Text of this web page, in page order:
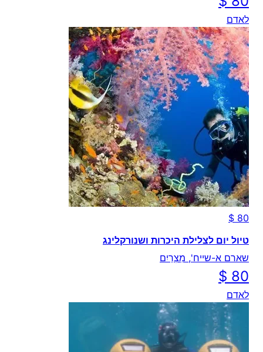
לאדם
טיול יום לצלילת היכרות ושנורקלינג
שארם א-שייח', מִצְרַיִם
לאדם